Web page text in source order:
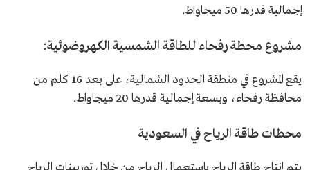
إجمالية قدرها 50 ميجاواط.
مشروع محطة رفحاء للطاقة الشمسية الكهروضوئية:
يقع المشروع في منطقة الحدود الشمالية، على بعد 16 كلم من
محافظة رفحاء، وبسعة إجمالية قدرها 20 ميجاواط.
محطات طاقة الرياح في السعودية